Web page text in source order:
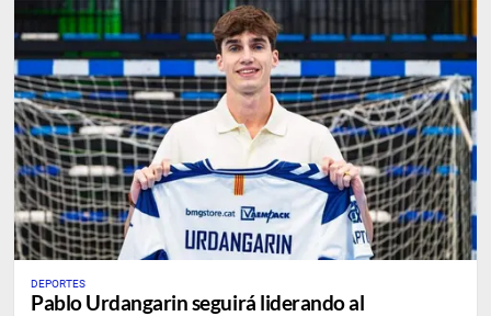
DEPORTES
Pablo Urdangarin seguirá liderando al